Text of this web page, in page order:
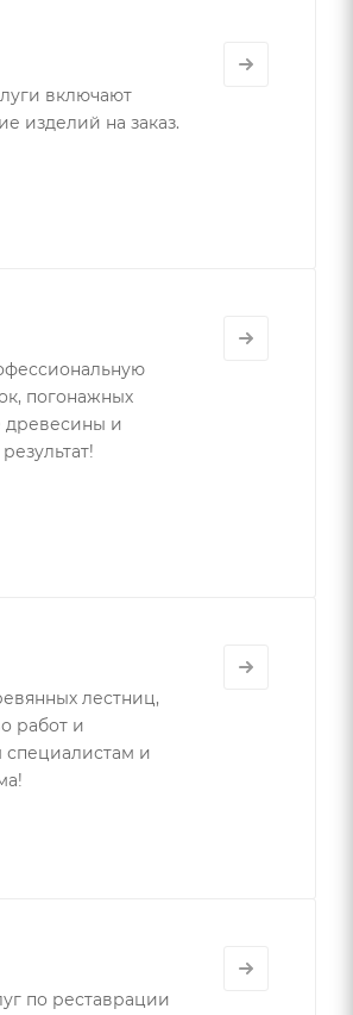
включают
изделий на заказ.
погонажных
древесины и
лестниц,
работ и
специалистам и
по реставрации